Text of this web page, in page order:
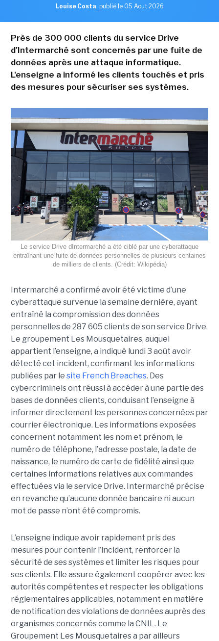
Louise Costa, publié le 05 Aout 2026
Près de 300 000 clients du service Drive
d'Intermarché sont concernés par une fuite de
données après une attaque informatique.
L'enseigne a informé les clients touchés et pris
des mesures pour sécuriser ses systèmes.
Le service Drive dIntermarché a été ciblé par une cyberattaque
entraînant une fuite de données personnelles de plusieurs centaines
de milliers de clients. (Crédit: Wikipédia)
Intermarché a confirmé avoir été victime d’une
cyberattaque survenue la semaine dernière, ayant
entraîné la compromission des données
personnelles de 287 605 clients de son service Drive.
Le groupement Les Mousquetaires, auquel
appartient l’enseigne, a indiqué lundi 3 août avoir
détecté cet incident, confirmant les informations
publiées par le site French Breaches. Des
cybercriminels ont réussi à accéder à une partie des
bases de données clients, conduisant l’enseigne à
informer directement les personnes concernées par
courrier électronique. Les informations exposées
concernent notamment les nom et prénom, le
numéro de téléphone, l’adresse postale, la date de
naissance, le numéro de carte de fidélité ainsi que
certaines informations relatives aux commandes
effectuées via le service Drive. Intermarché précise
en revanche qu’aucune donnée bancaire ni aucun
mot de passe n’ont été compromis.
L’enseigne indique avoir rapidement pris des
mesures pour contenir l’incident, renforcer la
sécurité de ses systèmes et limiter les risques pour
ses clients. Elle assure également coopérer avec les
autorités compétentes et respecter les obligations
réglementaires applicables, notamment en matière
de notification des violations de données auprès des
organismes concernés comme la CNIL. Le
Groupement Les Mousquetaires a par ailleurs